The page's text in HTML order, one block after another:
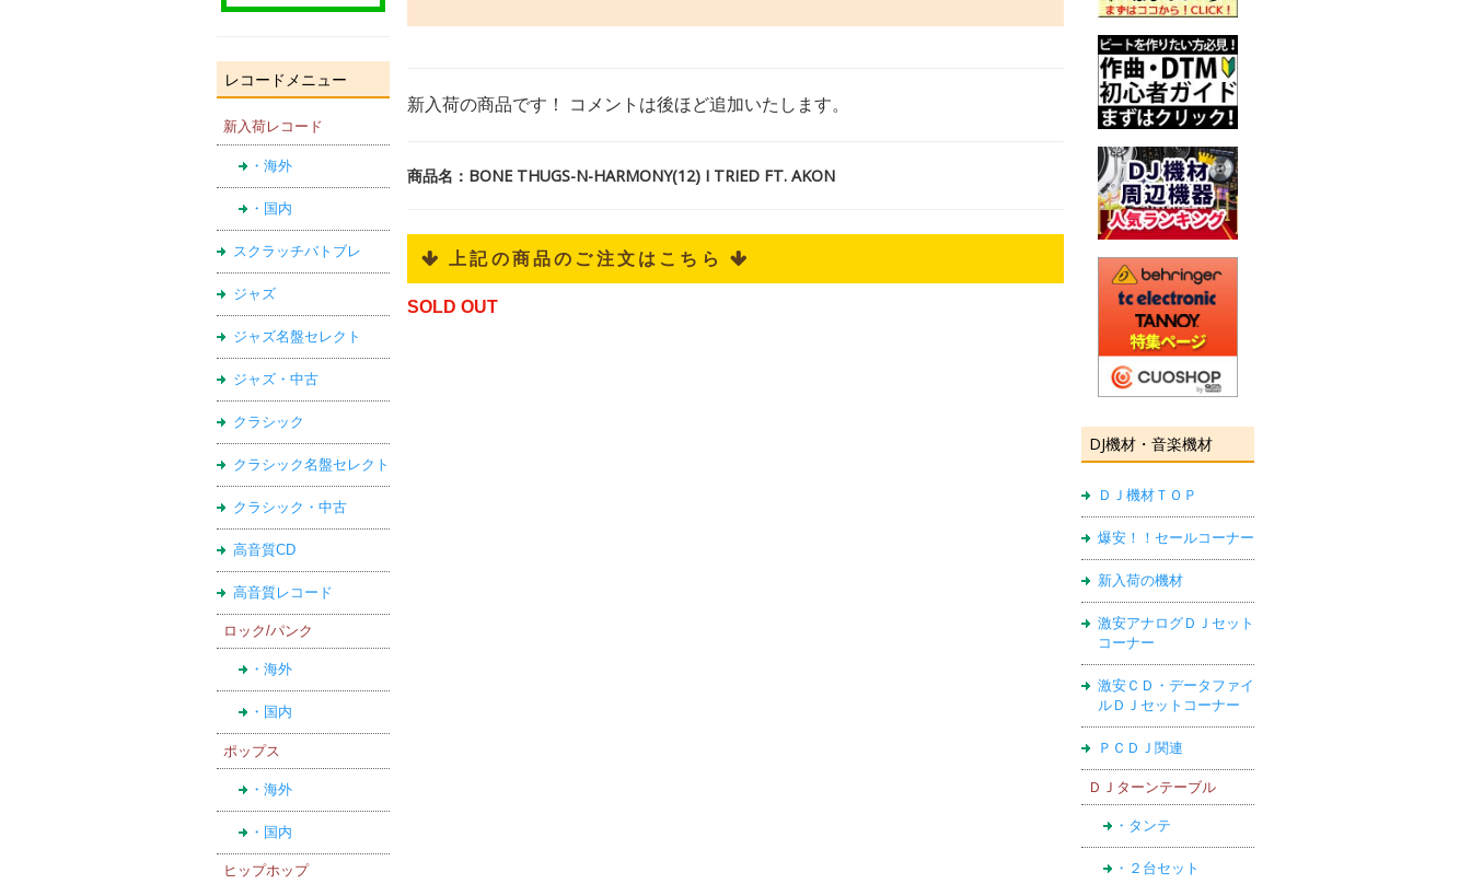
レコードメニュー
新入荷レコード
・海外
・国内
スクラッチバトブレ
ジャズ
ジャズ名盤セレクト
ジャズ・中古
クラシック
クラシック名盤セレクト
クラシック・中古
高音質CD
高音質レコード
ロック/パンク
・海外
・国内
ポップス
・海外
・国内
ヒップホップ
DJ機材・音楽機材
ＤＪ機材ＴＯＰ
爆安！！セールコーナー
新入荷の機材
激安アナログＤＪセット
コーナー
激安ＣＤ・データファイ
ルＤＪセットコーナー
ＰＣＤＪ関連
ＤＪターンテーブル
・タンテ
・２台セット
新入荷の商品です！ コメントは後ほど追加いたします。
商品名：BONE THUGS-N-HARMONY(12) I TRIED FT. AKON
 上記の商品のご注文はこちら 
SOLD OUT